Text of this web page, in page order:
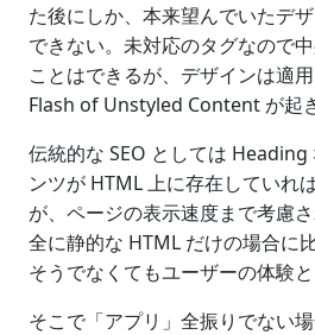
た後にしか、本来望んでいたデ
できない。未対応のタグなので
ことはできるが、デザインは適用
Flash of Unstyled Content が起き
伝統的な SEO としては
ンツが HTML 上に存在していれ
が、ページの表示速度まで考慮
全に静的な HTML だけの場合に
そうでなくてもユーザーの体験
そこで「アプリ」全振りでない